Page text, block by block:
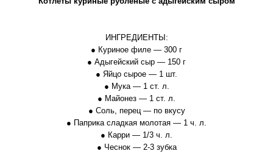
ИНГРЕДИЕНТЫ:
● Куриное филе — 300 г
● Адыгейский сыр — 150 г
● Яйцо сырое — 1 шт.
● Мука — 1 ст. л.
● Майонез — 1 ст. л.
● Соль, перец — по вкусу
● Паприка сладкая молотая — 1 ч. л.
● Карри — 1/3 ч. л.
● Чеснок — 2-3 зубка